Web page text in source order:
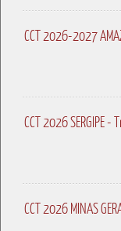
CCT 2026-2027
CCT 2026 SERGIPE
CCT 2026 MINAS